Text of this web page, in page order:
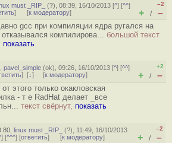
must _RIP_ (?), 08:39, 16/10/2013 [^] [^^]
] [к модератору]
–2
+ / –
gcc при компиляции ядра ругался на
отказывался компилирова... большой текст
показать
,pavel_simple (ok), 09:26, 16/10/2013 [^] [^^]
] [↓] [к модератору]
+2
+ / –
от этого только окакловская
- т е RadHat делает _все
текст свёрнут, показать
,linux must _RIP_ (?), 11:49, 16/10/2013
] [^^^] [ответить] [к модератору]
–2
+ / –